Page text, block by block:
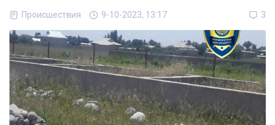
Происшествия 9-10-2023, 13:17 3